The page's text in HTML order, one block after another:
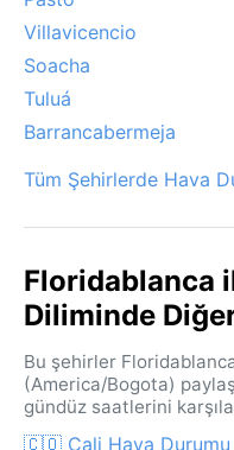
Villavicencio
Soacha
Tuluá
Barrancabermeja
Tüm Şehirlerde Hava
Floridablanca
Diliminde
Bu şehirler
(America/Bogota)
gündüz saatlerini
🇨🇴 Cali Hava Durumu